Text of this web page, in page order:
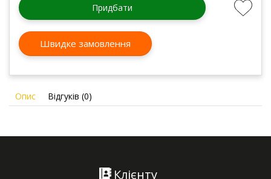
Придбати
Швидке замовлення
Опис Відгуків (0)
Клієнту